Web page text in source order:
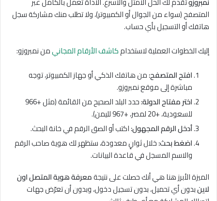
المتصفح (سواء من الجوال أو الكمبيوتر)، ولا تطلب منك مشاركة سجل
هاتفك أو التسجيل بأي حساب.
إليك الخطوات العملية لاستخدامكاشف الأرقام المجانيمن نمبروزو:
افتح المتصفح:من هاتفك الذكي أو جهاز الكمبيوتر، توجه
مباشرة إلى موقع نمبروزو.
اختر مفتاح الدولة:
حدد البلد الصحيح من القائمة (مثل +966
للسعودية، +20 لمصر، +967 لليمن).
أدخل الرقم المجهول:اكتب أو الصق الرقم في خانة البحث.
اضغط بحث:خلال ثوانٍ معدودة، ستظهر لك هوية صاحب الرقم
والاسم المسجل في قاعدة البيانات.
الميزة الأبرز هنا هي أنك حصلت على نتيجةمعرفة هوية المتصل اون
لاينبدون أي تحميل، بدون تسجيل دخول، وبدون أن تعرّض جهات